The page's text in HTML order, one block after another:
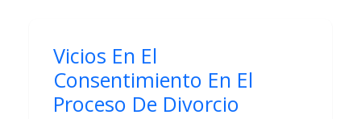
Vicios En El
Consentimiento En El
Proceso De Divorcio